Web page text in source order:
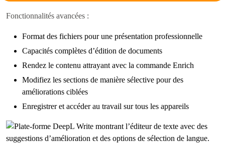
Fonctionnalités avancées :
Format des fichiers pour une présentation professionnelle
Capacités complètes d’édition de documents
Rendez le contenu attrayant avec la commande Enrich
Modifiez les sections de manière sélective pour des
améliorations ciblées
Enregistrer et accéder au travail sur tous les appareils